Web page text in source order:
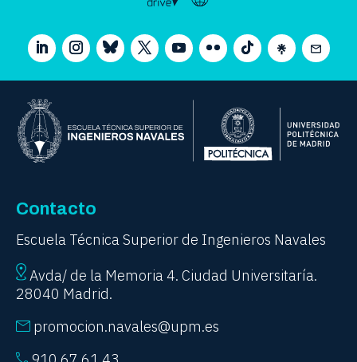
Contacto
Escuela Técnica Superior de Ingenieros Navales
Avda/ de la Memoria 4. Ciudad Universitaría.
28040 Madrid.
promocion.navales@upm.es